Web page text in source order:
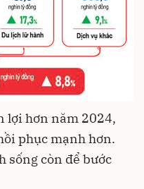
lợi hơn năm 2024,
phục mạnh hơn.
sống còn để bước